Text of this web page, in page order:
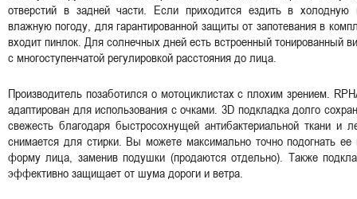
отверстий в задней части. Если приходится ездить в холодную
влажную погоду, для гарантированной защиты от запотевания в
входит пинлок. Для солнечных дней есть встроенный тонированный
с многоступенчатой регулировкой расстояния до лица.
Производитель позаботился о мотоциклистах с плохим зрением.
адаптирован для использования с очками. 3D подкладка долго
свежесть благодаря быстросохнущей антибактериальной ткани и
снимается для стирки. Вы можете максимально точно подогнать ее
форму лица, заменив подушки (продаются отдельно). Также
эффективно защищает от шума дороги и ветра.